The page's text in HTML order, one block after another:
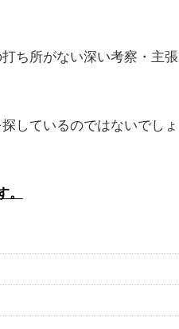
ち所がない深い考察・主張
しているのではないでしょ